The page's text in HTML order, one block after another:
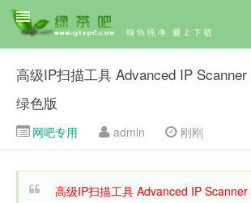
高级IP扫描工具 Advanced IP
绿色版
网吧专用 admin 刚刚
高级IP扫描工具 Advanced IP